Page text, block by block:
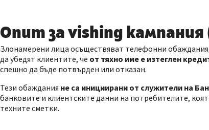
Опит за vishing
Злонамерени лица осъществяват телефонни
да убедят клиентите, че от тяхно име е изтеглен
спешно да бъде потвърден или отказан.
Тези обаждания не са инициирани от служители на
банковите и клиентските данни на потребителите,
техните сметки.